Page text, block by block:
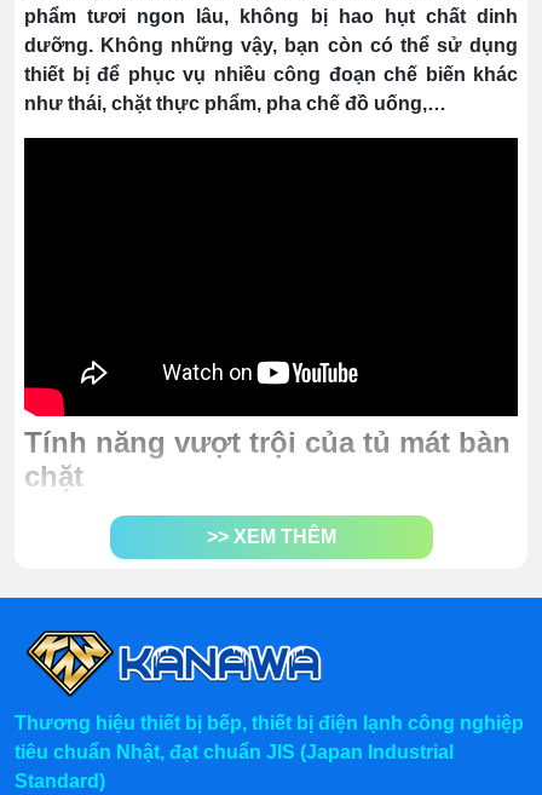
phẩm tươi ngon lâu, không bị hao hụt chất dinh
dưỡng. Không những vậy, bạn còn có thể sử dụng
thiết bị để phục vụ nhiều công đoạn chế biến khác
như thái, chặt thực phẩm, pha chế đồ uống,…
Tính năng vượt trội của tủ mát bàn
chặt
Kết hợp 2 trong 1:vừa có tủ mát để bảo quản và
bàn chặt để sơ chế ngay trên cùng thiết bị, giúp tiết
lạnh hiệu quả giúp duy trì nhiệt độ mát lý tưởng,
bảo quản thực phẩm tươi lâu, hạn chế hư hỏng.
Mặt bàn inox chắc chắn, chịu lực tốt:
Bề mặt inox
phẳng, cứng cáp, dễ vệ sinh, phù hợp để chặt, thái,
sơ chế thực phẩm liên tục.
>> XEM THÊM
Thương hiệu thiết bị bếp, thiết bị điện lạnh công nghiệp
tiêu chuẩn Nhật, đạt chuẩn JIS (Japan Industrial
Standard)